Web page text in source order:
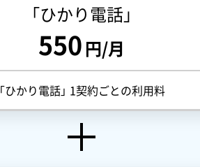
「ひかり電話」
550円/月
「ひかり電話」 1契約ごとの利用料